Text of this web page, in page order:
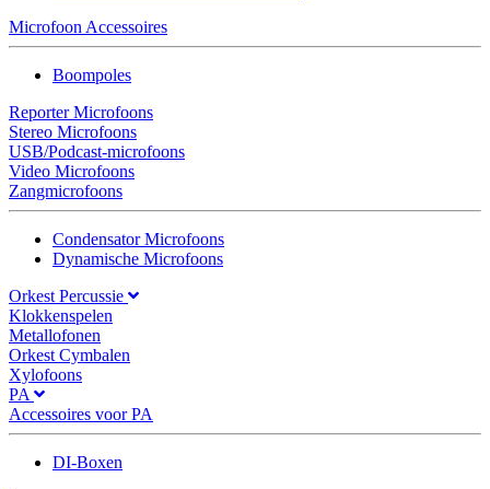
Microfoon Accessoires
Boompoles
Reporter Microfoons
Stereo Microfoons
USB/Podcast-microfoons
Video Microfoons
Zangmicrofoons
Condensator Microfoons
Dynamische Microfoons
Orkest Percussie
Klokkenspelen
Metallofonen
Orkest Cymbalen
Xylofoons
PA
Accessoires voor PA
DI-Boxen